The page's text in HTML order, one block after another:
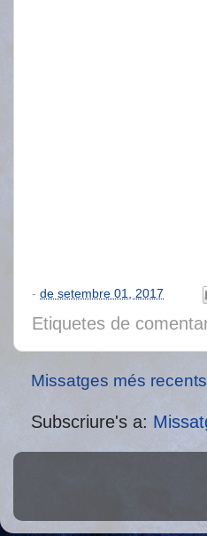
- de setembre 01, 2017
Etiquetes de
Missatges més recents
Subscriure's a: